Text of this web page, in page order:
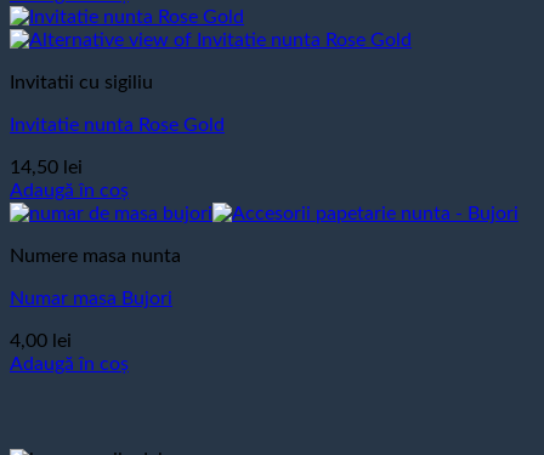
Invitatii cu sigiliu
Invitatie nunta Rose Gold
14,50 lei
Adaugă în coș
Numere masa nunta
Numar masa Bujori
4,00 lei
Adaugă în coș